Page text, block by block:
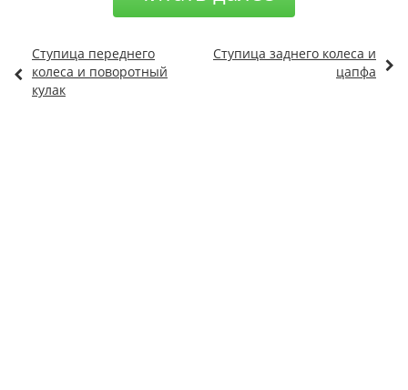
Ступица переднего
колеса и поворотный
кулак
Ступица заднего колеса и
цапфа